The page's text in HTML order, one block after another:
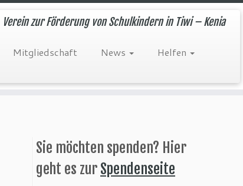
Verein zur Förderung von Schulkindern in Tiwi – Kenia
Mitgliedschaft News
Helfen
Sie möchten spenden? Hier
geht es zur Spendenseite